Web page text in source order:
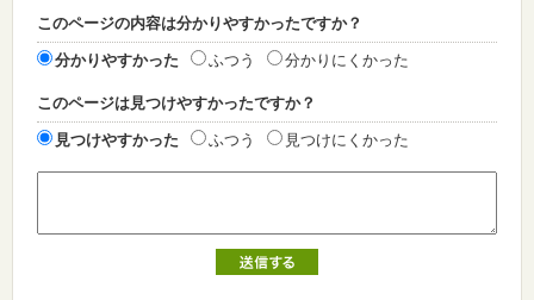
このページの内容は分かりやすかったですか？
分かりやすかった ふつう 分かりにくかった
このページは見つけやすかったですか？
見つけやすかった ふつう 見つけにくかった